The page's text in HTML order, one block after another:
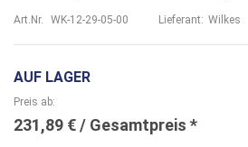
Art.Nr. WK-12-29-05-00 Lieferant: Wilkes
AUF LAGER
Preis ab
231,89 €